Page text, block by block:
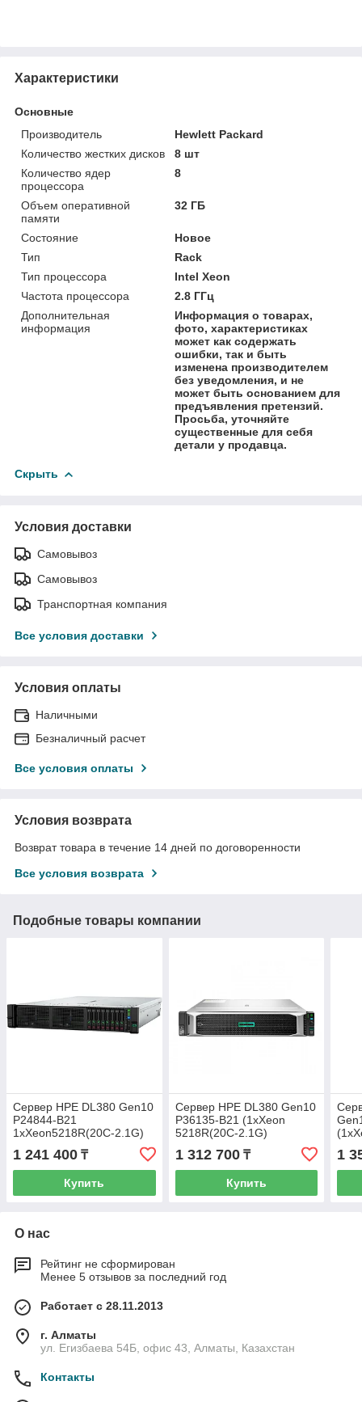
Характеристики
Основные
Производитель
Hewlett Packard
Количество жестких дисков
8 шт
Количество ядер
процессора
8
Объем оперативной
памяти
32 ГБ
Состояние
Новое
Тип
Rack
Тип процессора
Intel Xeon
Частота процессора
2.8 ГГц
Дополнительная
информация
Информация о товарах,
фото, характеристиках
может как содержать
ошибки, так и быть
изменена производителем
без уведомления, и не
может быть основанием для
предъявления претензий.
Просьба, уточняйте
существенные для себя
детали у продавца.
Скрыть
Условия доставки
Самовывоз
Самовывоз
Транспортная компания
Все условия доставки
Условия оплаты
Наличными
Безналичный расчет
Все условия оплаты
Условия возврата
Возврат товара в течение 14 дней по договоренности
Все условия возврата
Подобные товары компании
Сервер HPE DL380 Gen10
P24844-B21
1xXeon5218R(20C-2.1G)
1 241 400 ₸
Купить
Сервер HPE DL380 Gen10
P36135-B21 (1xXeon
5218R(20C-2.1G)
1 312 700₸
Купить
1
О нас
Рейтинг не сформирован
Менее 5 отзывов за последний год
Работает с 28.11.2013
г. Алматы
ул. Егизбаева 54Б, офис 43, Алматы, Казахстан
Контакты